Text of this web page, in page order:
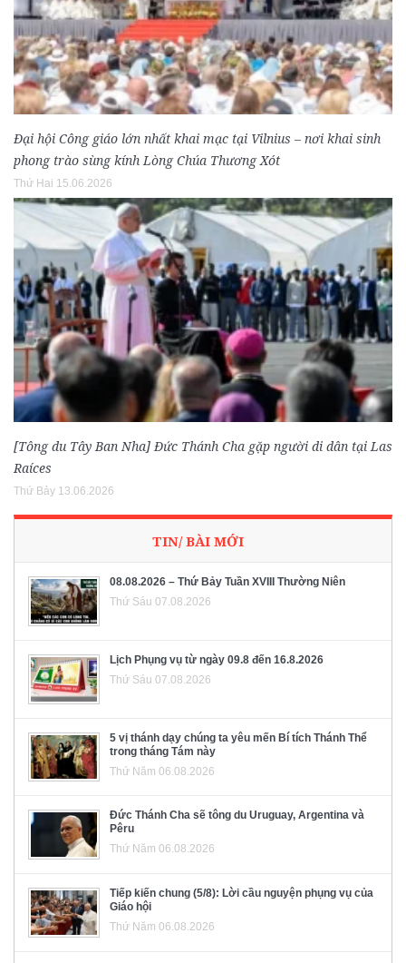
Đại hội Công giáo lớn nhất khai mạc tại Vilnius – nơi khai sinh
phong trào sùng kính Lòng Chúa Thương Xót
Thứ Hai 15.06.2026
[Tông du Tây Ban Nha] Đức Thánh Cha gặp người di dân tại Las
Raíces
Thứ Bảy 13.06.2026
TIN/ BÀI MỚI
08.08.2026 – Thứ Bảy Tuần XVIII Thường Niên
Thứ Sáu 07.08.2026
Lịch Phụng vụ từ ngày 09.8 đến 16.8.2026
Thứ Sáu 07.08.2026
5 vị thánh dạy chúng ta yêu mến Bí tích Thánh Thể
trong tháng Tám này
Thứ Năm 06.08.2026
Đức Thánh Cha sẽ tông du Uruguay, Argentina và
Pêru
Thứ Năm 06.08.2026
Tiếp kiến chung (5/8): Lời cầu nguyện phụng vụ của
Giáo hội
Thứ Năm 06.08.2026